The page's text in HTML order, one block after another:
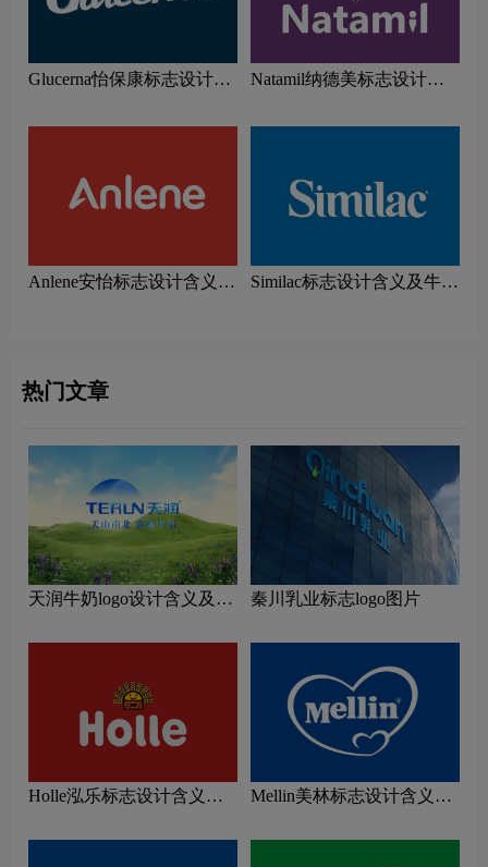
Glucerna怡保康标志设计含
Natamil纳德美标志设计含
Anlene安怡标志设计含义及
Similac标志设计含义及牛奶
热门文章
天润牛奶logo设计含义及乳
秦川乳业标志logo图片
Holle泓乐标志设计含义及
Mellin美林标志设计含义及